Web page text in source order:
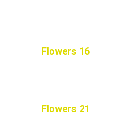
Flowers 16
Flowers 21